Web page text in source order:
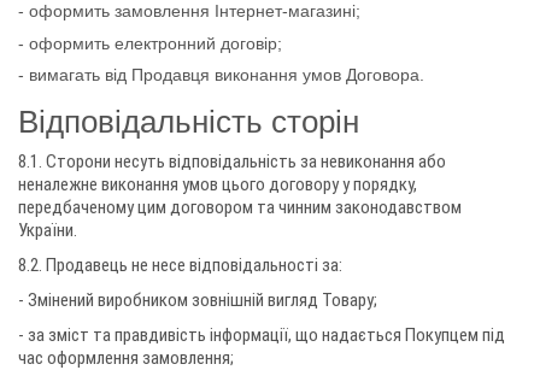
- оформить замовлення Інтернет-магазині;
- оформить електронний договір;
- вимагать від Продавця виконання умов Договора.
Відповідальність сторін
8.1. Сторони несуть відповідальність за невиконання або
неналежне виконання умов цього договору у порядку,
передбаченому цим договором та чинним законодавством
України.
8.2. Продавець не несе відповідальності за:
- Змінений виробником зовнішній вигляд Товару;
- за зміст та правдивість інформації, що надається Покупцем під
час оформлення замовлення;